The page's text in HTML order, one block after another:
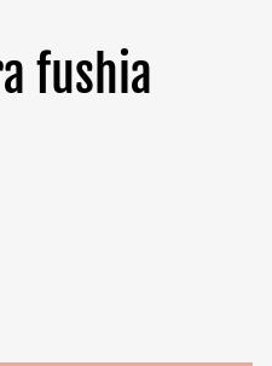
fushia